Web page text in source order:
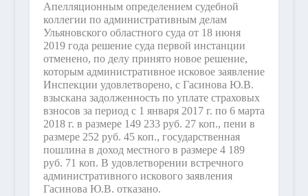
Апелляционным определением судебной
коллегии по административным делам
Ульяновского областного суда от 18 июня
2019 года решение суда первой инстанции
отменено, по делу принято новое решение,
которым административное исковое заявление
Инспекции удовлетворено, с Гасинова Ю.В.
взыскана задолженность по уплате страховых
взносов за период с 1 января 2017 г. по 6 марта
2018 г. в размере 149 233 руб. 27 коп., пени в
размере 252 руб. 45 коп., государственная
пошлина в доход местного в размере 4 189
руб. 71 коп. В удовлетворении встречного
административного искового заявления
Гасинова Ю.В. отказано.